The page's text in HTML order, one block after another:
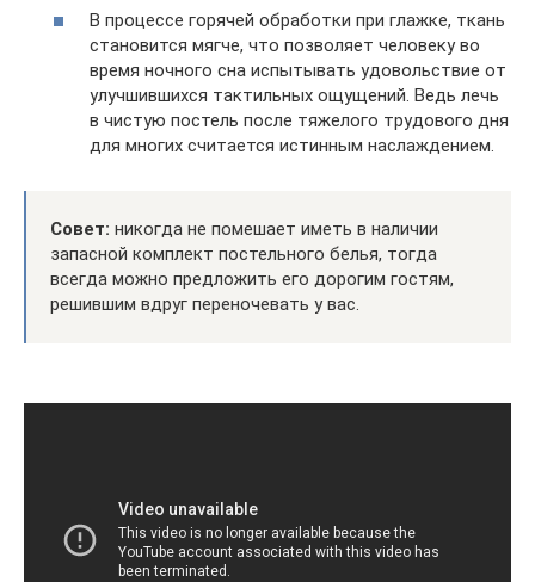
В процессе горячей обработки при глажке, ткань
становится мягче, что позволяет человеку во
время ночного сна испытывать удовольствие от
улучшившихся тактильных ощущений. Ведь лечь
в чистую постель после тяжелого трудового дня
для многих считается истинным наслаждением.
Совет: никогда не помешает иметь в наличии
запасной комплект постельного белья, тогда
всегда можно предложить его дорогим гостям,
решившим вдруг переночевать у вас.